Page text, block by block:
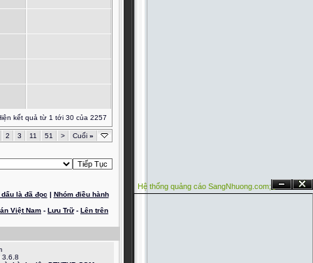
kết quả từ 1 tới 30 của 2257
2 3 11 51 > Cuối »
Ẩn Đóng
Hệ thống quảng cáo SangNhuong.com;
là đã đọc | Nhóm điều hành
Việt Nam - Lưu Trữ- Lên trên
3.6.8